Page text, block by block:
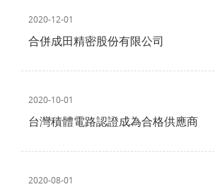
2020-12-01
合併成田精密股份有限公司
2020-10-01
台灣積體電路認證成為合格供應商
2020-08-01